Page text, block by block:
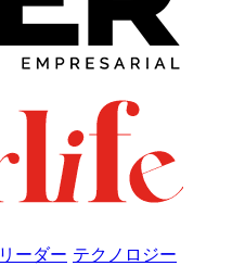
リーダー テクノロジー